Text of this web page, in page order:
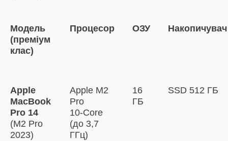
Модель
(преміум
клас)
Процесор ОЗУ Накопичувач
Apple
MacBook
Pro 14
(M2 Pro
2023)
Apple M2
Pro
10‑Core
(до 3,7
ГГц)
16
ГБ
SSD 512 ГБ